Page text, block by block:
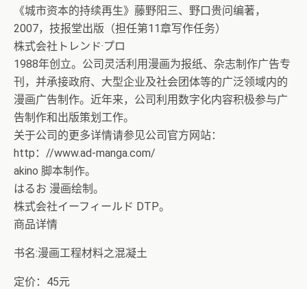
《城市资本的持续再生》藤野阳三、野口贵问编著，
2007，技报堂出版（担任第11章写作任务）
株式会社トレンド·プロ
1988年创立。公司灵活利用漫画为报纸、杂志制作广告专
刊，并承接政府、大型企业及社会团体等的广泛领域内的
漫画广告制作。近年来，公司利用数字化内容积极参与广
告制作和出版策划工作。
关于公司的更多详情请参见公司官方网站：
http：//www.ad-manga.com/
akino 脚本制作。
はるお 漫画绘制。
株式会社イーフィールド DTP。
商品详情
书名:漫画工程材料之混凝土
定价：45元